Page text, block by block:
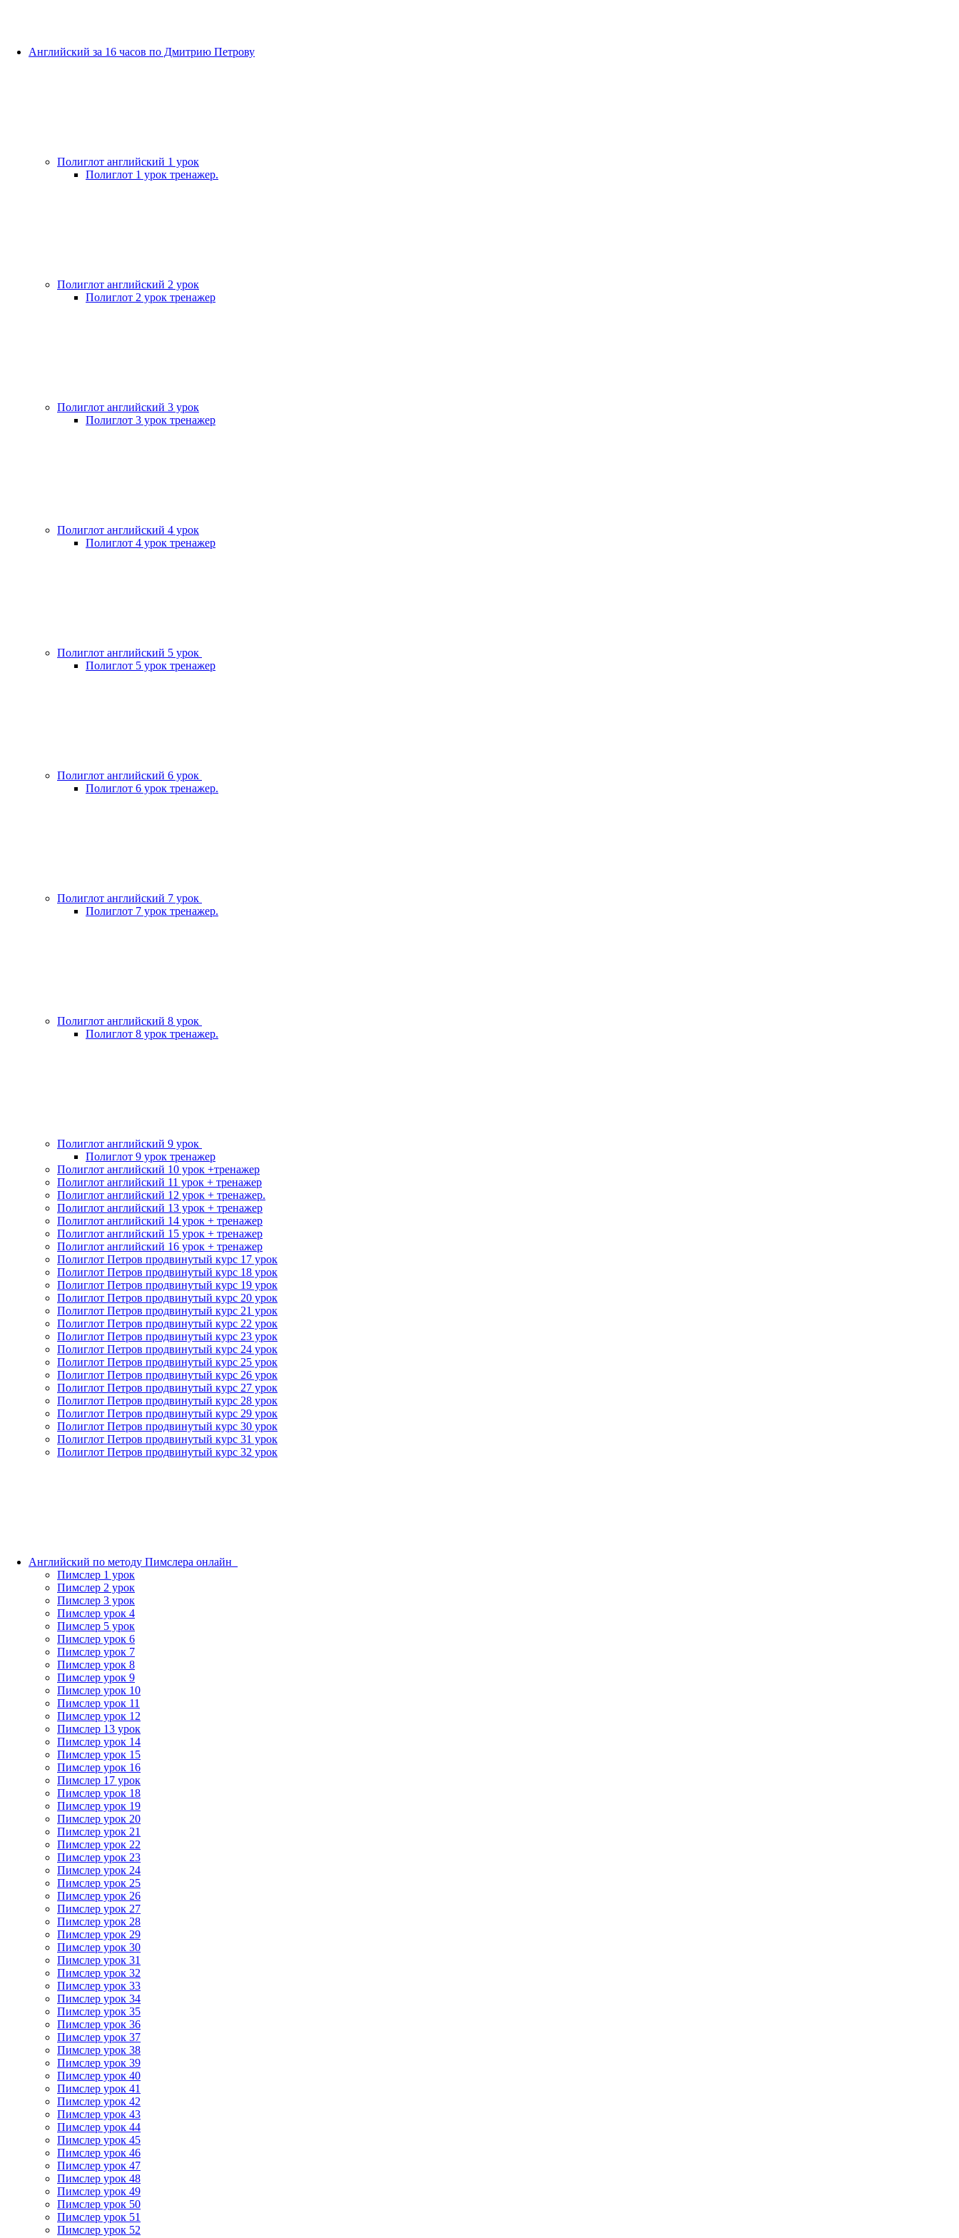
Английский за 16 часов по Дмитрию Петрову
Полиглот английский 1 урок
Полиглот 1 урок тренажер.
Полиглот английский 2 урок
Полиглот 2 урок тренажер
Полиглот английский 3 урок
Полиглот 3 урок тренажер
Полиглот английский 4 урок
Полиглот 4 урок тренажер
Полиглот английский 5 урок
Полиглот 5 урок тренажер
Полиглот английский 6 урок
Полиглот 6 урок тренажер.
Полиглот английский 7 урок
Полиглот 7 урок тренажер.
Полиглот английский 8 урок
Полиглот 8 урок тренажер.
Полиглот английский 9 урок
Полиглот 9 урок тренажер
Полиглот английский 10 урок +тренажер
Полиглот английский 11 урок + тренажер
Полиглот английский 12 урок + тренажер.
Полиглот английский 13 урок + тренажер
Полиглот английский 14 урок + тренажер
Полиглот английский 15 урок + тренажер
Полиглот английский 16 урок + тренажер
Полиглот Петров продвинутый курс 17 урок
Полиглот Петров продвинутый курс 18 урок
Полиглот Петров продвинутый курс 19 урок
Полиглот Петров продвинутый курс 20 урок
Полиглот Петров продвинутый курс 21 урок
Полиглот Петров продвинутый курс 22 урок
Полиглот Петров продвинутый курс 23 урок
Полиглот Петров продвинутый курс 24 урок
Полиглот Петров продвинутый курс 25 урок
Полиглот Петров продвинутый курс 26 урок
Полиглот Петров продвинутый курс 27 урок
Полиглот Петров продвинутый курс 28 урок
Полиглот Петров продвинутый курс 29 урок
Полиглот Петров продвинутый курс 30 урок
Полиглот Петров продвинутый курс 31 урок
Полиглот Петров продвинутый курс 32 урок
Английский по методу Пимслера онлайн_
Пимслер 1 урок
Пимслер 2 урок
Пимслер 3 урок
Пимслер урок 4
Пимслер 5 урок
Пимслер урок 6
Пимслер урок 7
Пимслер урок 8
Пимслер урок 9
Пимслер урок 10
Пимслер урок 11
Пимслер урок 12
Пимслер 13 урок
Пимслер урок 14
Пимслер урок 15
Пимслер урок 16
Пимслер 17 урок
Пимслер урок 18
Пимслер урок 19
Пимслер урок 20
Пимслер урок 21
Пимслер урок 22
Пимслер урок 23
Пимслер урок 24
Пимслер урок 25
Пимслер урок 26
Пимслер урок 27
Пимслер урок 28
Пимслер урок 29
Пимслер урок 30
Пимслер урок 31
Пимслер урок 32
Пимслер урок 33
Пимслер урок 34
Пимслер урок 35
Пимслер урок 36
Пимслер урок 37
Пимслер урок 38
Пимслер урок 39
Пимслер урок 40
Пимслер урок 41
Пимслер урок 42
Пимслер урок 43
Пимслер урок 44
Пимслер урок 45
Пимслер урок 46
Пимслер урок 47
Пимслер урок 48
Пимслер урок 49
Пимслер урок 50
Пимслер урок 51
Пимслер урок 52